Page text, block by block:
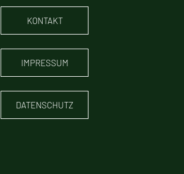
KONTAKT
IMPRESSUM
DATENSCHUTZ